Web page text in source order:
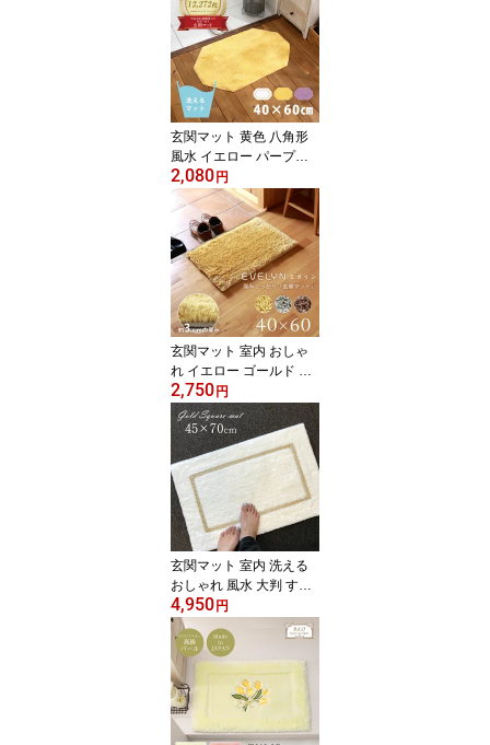
玄関マット 黄色 八角形
風水 イエロー パープル
室内 北欧 洗える 洗面所
マット 綿100％ 天然素材
おしゃれ 枕コットンマッ
ト 40×60cm ホワイト ゴ
ールド モダン 厚手1070
3 1157
2,080 円
玄関マット 室内 おしゃ
れ イエロー ゴールド 北
風水インド 開運 黄色 高
級感 滑り止め付き シン
プルHB3701 40×60cm
エブリン ふわふわ 冬
2,750 円
玄関マット 室内 洗える
おしゃれ 風水 大判 すべ
り止め付き 北欧 綿100％
かわいい45×70cm ゴー
ルド 金 ライン天然素材
脱衣所 可愛い モダンゴ
ールドスクエアマット
4,950 円